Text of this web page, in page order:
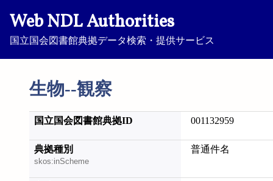
Web NDL Authorities
国立国会図書館典拠データ検索・提供サービス
生物--観察
国立国会図書館典拠ID 001132959
典拠種別
skos:inScheme
普通件名